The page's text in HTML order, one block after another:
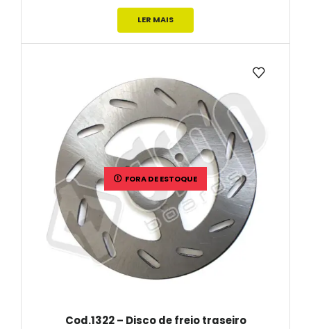
LER MAIS
FORA DE ESTOQUE
Cod.1322 – Disco de freio traseiro